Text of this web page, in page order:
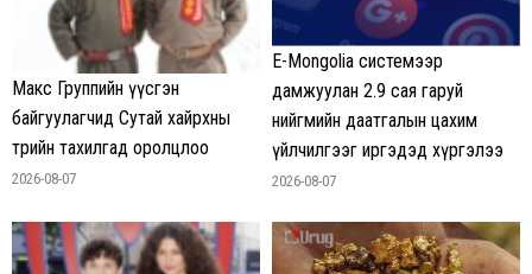
Макс Группийн үүсгэн
байгуулагчид Сутай хайрхны
төрийн тахилгад оролцлоо
2026-08-07
E-Mongolia системээр
дамжуулан 2.9 сая гаруй
нийгмийн даатгалын цахим
үйлчилгээг иргэдэд хүргэлээ
2026-08-07